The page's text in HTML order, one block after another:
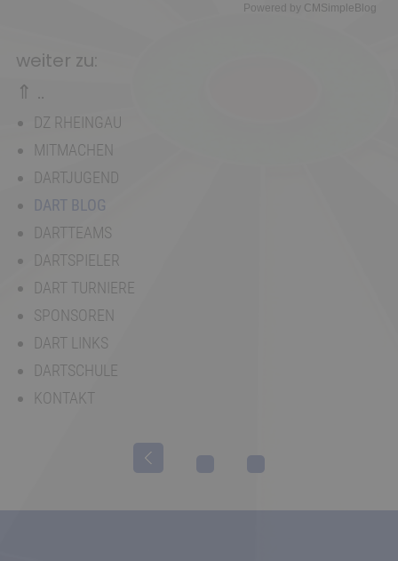
Powered by CMSimpleBlog
weiter zu:
⇑ ..
DZ RHEINGAU
MITMACHEN
DARTJUGEND
DART BLOG
DARTTEAMS
DARTSPIELER
DART TURNIERE
SPONSOREN
DART LINKS
DARTSCHULE
KONTAKT